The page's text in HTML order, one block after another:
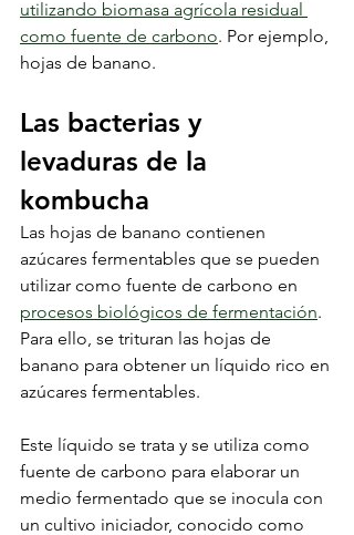
utilizando biomasa agrícola residual
como fuente de carbono. Por ejemplo,
hojas de banano.
Las bacterias y
levaduras de la
kombucha
Las hojas de banano contienen
azúcares fermentables que se pueden
utilizar como fuente de carbono en
procesos biológicos de fermentación.
Para ello, se trituran las hojas de
banano para obtener un líquido rico en
azúcares fermentables.
Este líquido se trata y se utiliza como
fuente de carbono para elaborar un
medio fermentado que se inocula con
un cultivo iniciador, conocido como